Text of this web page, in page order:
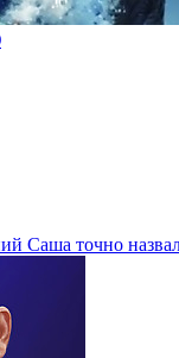
Саша точно